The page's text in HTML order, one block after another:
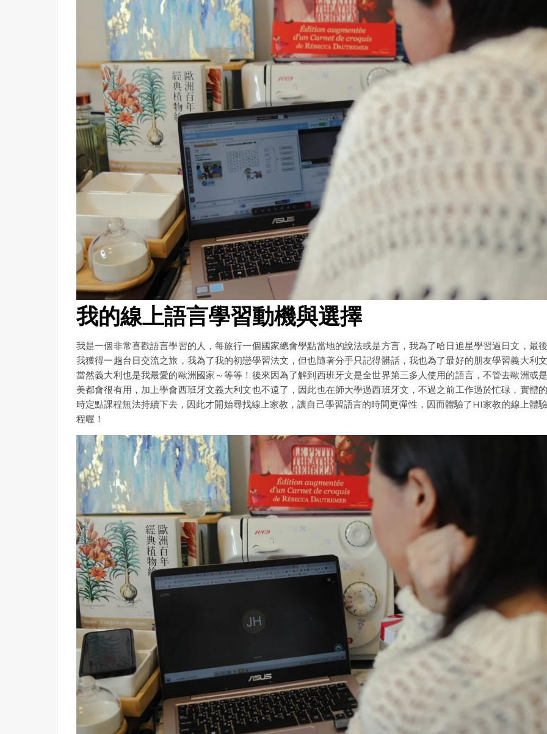
我的線上語言學習動機與選擇
我是一個非常喜歡語言學習的人，每旅行一個國家總會學點當地的說法或是方言，我為了哈日追星學習過日文，最
我獲得一趟台日交流之旅，我為了我的初戀學習法文，但也隨著分手只記得髒話，我也為了最好的朋友學習義大利
當然義大利也是我最愛的歐洲國家～等等！後來因為了解到西班牙文是全世界第三多人使用的語言，不管去歐洲或
美都會很有用，加上學會西班牙文義大利文也不遠了，因此也在師大學過西班牙文，不過之前工作過於忙碌，實體
時定點課程無法持續下去，因此才開始尋找線上家教，讓自己學習語言的時間更彈性，因而體驗了HI家教的線上體
程喔！